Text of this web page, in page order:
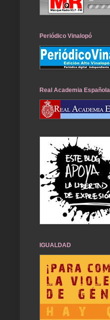
Periódico Vinalopó
Real Academia Española
IGUALDAD